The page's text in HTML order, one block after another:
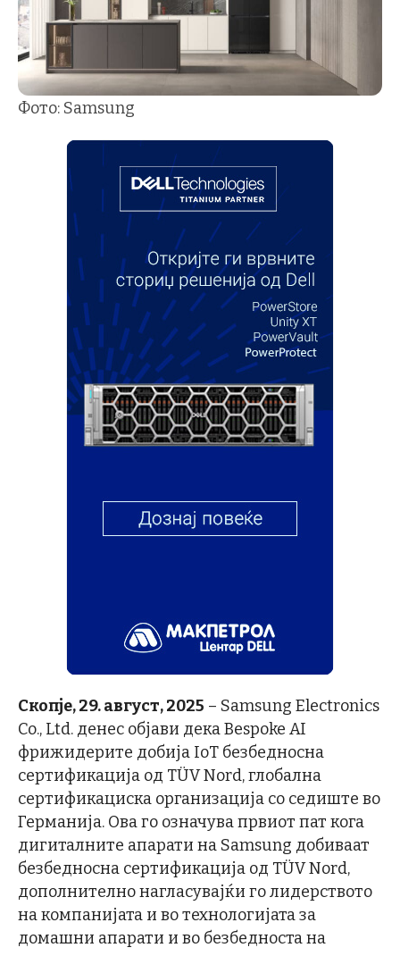
Фото: Samsung
Скопје, 29. август, 2025 – Samsung Electronics
Co., Ltd. денес објави дека Bespoke AI
фрижидерите добија IoT безбедносна
сертификација од TÜV Nord, глобална
сертификациска организација со седиште во
Германија. Ова го означува првиот пат кога
дигиталните апарати на Samsung добиваат
безбедносна сертификација од TÜV Nord,
дополнително нагласувајќи го лидерството
на компанијата и во технологијата за
домашни апарати и во безбедноста на